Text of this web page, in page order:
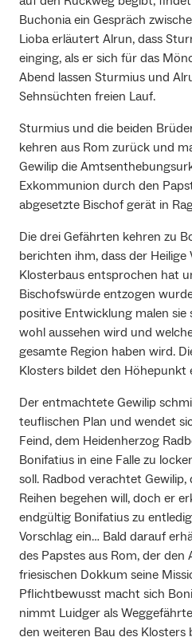
Buchonia ein Gespräch
Lioba erläutert Alrun, dass
einging, als er sich für das
Abend lassen Sturmius und
Sehnsüchten freien Lauf.
Sturmius und die beiden
kehren aus Rom zurück und
Gewilip die
Exkommunion durch den
abgesetzte Bischof gerät in
Die drei Gefährten kehren zu
berichten ihm, dass der
Klosterbaus entsprochen hat
Bischofswürde entzogen
positive Entwicklung malen sie
wohl aussehen wird und
gesamte Region haben wird.
Klosters bildet den Höhepunkt
Der entmachtete Gewilip
teuflischen Plan und wendet
Feind, dem Heidenherzog
Bonifatius in eine Falle zu
soll. Radbod verachtet
Reihen begehen will, doch er
endgültig Bonifatius zu
Vorschlag ein… Bald darauf
des Papstes aus Rom, der
friesischen Dokkum seine
Pflichtbewusst macht sich
nimmt Luidger als
den weiteren Bau des Klosters